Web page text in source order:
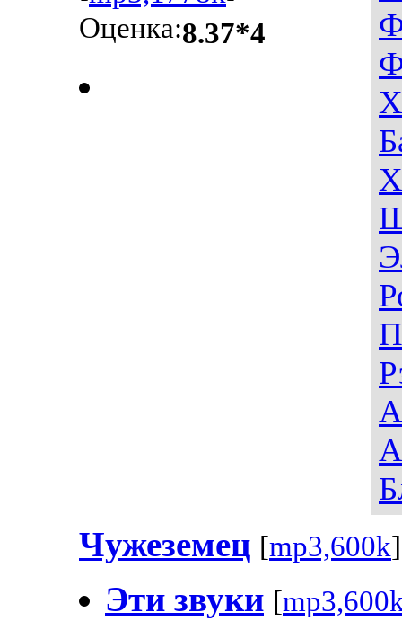
Оценка:8.37*4
Чужеземец [mp3,600k
Эти звуки [